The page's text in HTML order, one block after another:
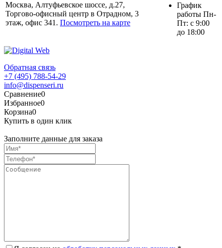
Москва, Алтуфьевское шоссе, д.27,
Торгово-офисный центр в Отрадном, 3
этаж, офис 341. Посмотреть на карте
График
работы Пн-
Пт: с 9:00
до 18:00
Обратная связь
+7 (495) 788-54-29
info@dispenseri.ru
Сравнение0
Избранное0
Корзина0
Купить в один клик
Заполните данные для заказа